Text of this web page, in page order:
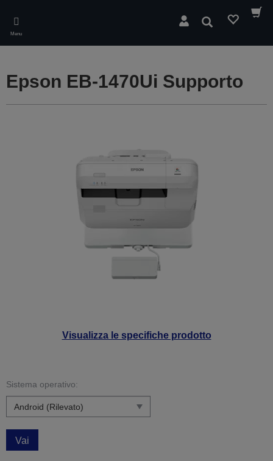
main
content
Menu
Cerca
Visualizza le specifiche prodotto
Epson EB-1470Ui Supporto
Sistema operativo:
Vai